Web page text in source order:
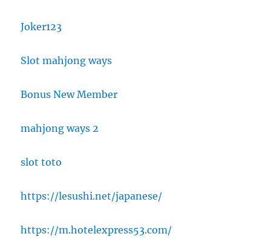
Joker123
Slot mahjong ways
Bonus New Member
mahjong ways 2
slot toto
https://lesushi.net/japanese/
https://m.hotelexpress53.com/